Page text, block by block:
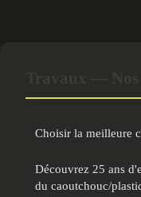
Choisir la meilleure
Découvrez 25 ans
du caoutchouc/